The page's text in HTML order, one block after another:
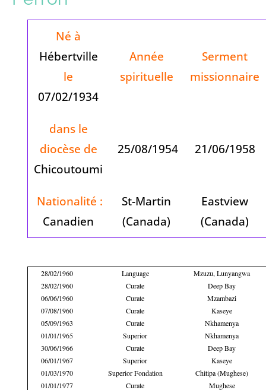
Né à
Hébertville
le
07/02/1934
Année
spirituelle
Serment
missionnaire
dans le
diocèse de
Chicoutoumi
25/08/1954 21/06/1958
Nationalité :
Canadien
St-Martin
(Canada)
Eastview
(Canada)
28/02/1960 Language
Mzuzu, Lunyangwa
28/02/1960
Curate
Deep Bay
06/06/1960
Curate
Mzambazi
07/08/1960
Curate
Kaseye
05/09/1963
Curate
Nkhamenya
01/01/1965
Superior
Nkhamenya
30/06/1966
Curate
Deep Bay
06/01/1967
Superior
Kaseye
01/03/1970
Superior Fondation
Chitipa (Mughese)
01/01/1977
Curate Mughese